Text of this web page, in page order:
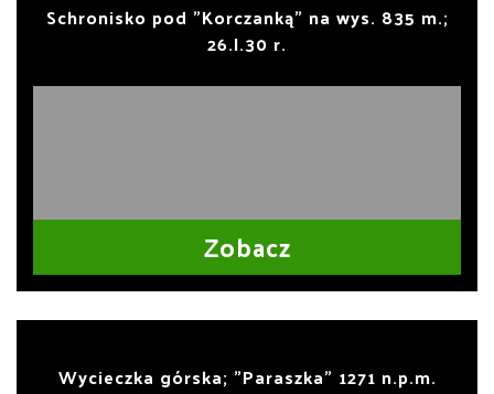
Schronisko pod "Korczanką" na wys. 835 m.;
26.I.30 r.
Zobacz
Wycieczka górska; "Paraszka" 1271 n.p.m.